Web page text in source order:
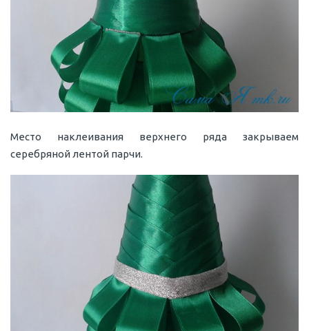
Место наклеивания верхнего ряда закрываем
серебряной лентой парчи.